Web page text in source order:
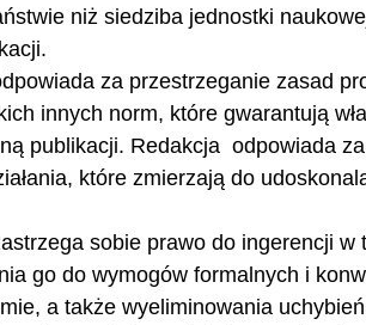
niż siedziba jednostki
za przestrzeganie zasad
innych norm, które gwarantują
publikacji. Redakcja odpowiada
które zmierzają do
sobie prawo do ingerencji w
go do wymogów formalnych i
a także wyeliminowania